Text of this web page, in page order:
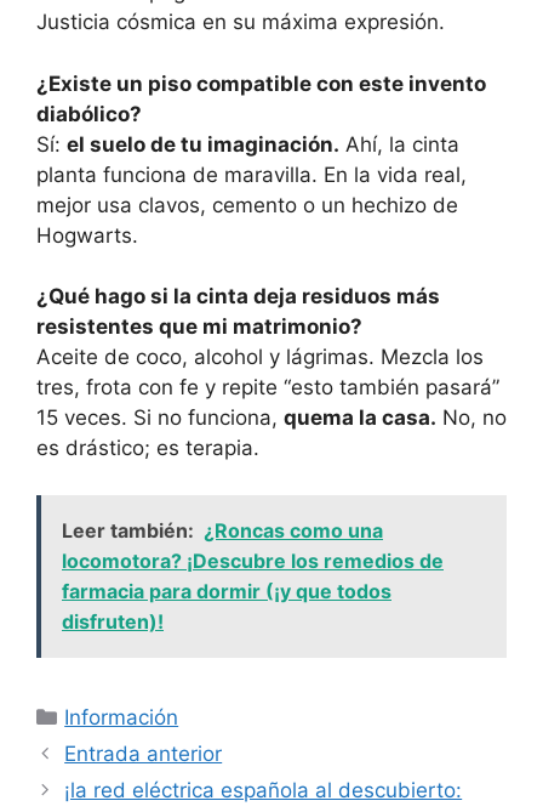
Justicia cósmica en su máxima expresión.
¿Existe un piso compatible con este invento
diabólico?
Sí: el suelo de tu imaginación. Ahí, la cinta
planta funciona de maravilla. En la vida real,
mejor usa clavos, cemento o un hechizo de
Hogwarts.
¿Qué hago si la cinta deja residuos más
resistentes que mi matrimonio?
Aceite de coco, alcohol y lágrimas. Mezcla los
tres, frota con fe y repite “esto también pasará”
15 veces. Si no funciona, quema la casa. No, no
es drástico; es terapia.
Leer también: ¿Roncas como una
locomotora? ¡Descubre los remedios de
farmacia para dormir (¡y que todos
disfruten)!
Categorías
Información
Entrada anterior
¡la red eléctrica española al descubierto: